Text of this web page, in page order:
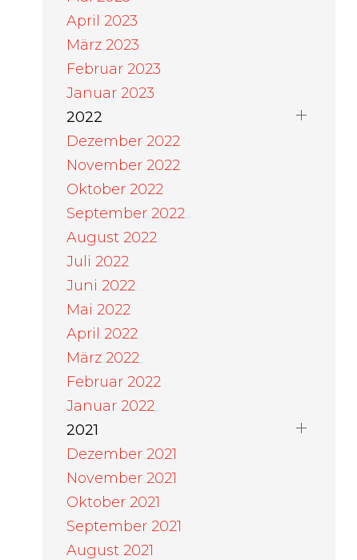
April 2023
März 2023
Februar 2023
Januar 2023
2022
Dezember 2022
November 2022
Oktober 2022
September 2022
August 2022
Juli 2022
Juni 2022
Mai 2022
April 2022
März 2022
Februar 2022
Januar 2022
2021
Dezember 2021
November 2021
Oktober 2021
September 2021
August 2021